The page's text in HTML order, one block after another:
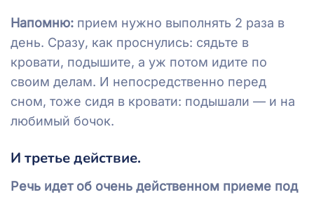
Напомню: прием нужно выполнять 2 раза в
день. Сразу, как проснулись: сядьте в
кровати, подышите, а уж потом идите по
своим делам. И непосредственно перед
сном, тоже сидя в кровати: подышали — и на
любимый бочок.
И третье действие.
Речь идет об очень действенном приеме под